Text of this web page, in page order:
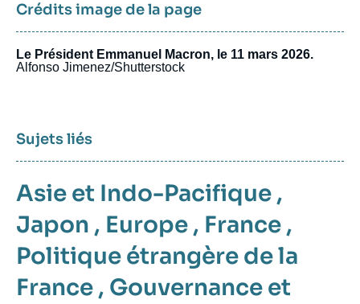
Crédits image de la page
Le Président Emmanuel Macron, le 11 mars 2026.
Alfonso Jimenez/Shutterstock
Sujets liés
Asie et Indo-Pacifique ,
Japon , Europe , France ,
Politique étrangère de la
France , Gouvernance et